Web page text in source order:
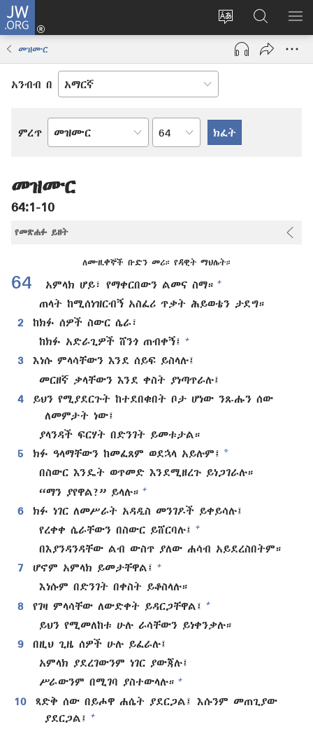
JW.ORG
የድረ
ገጹን
ቋንቋ
ግባ
(አዲስ
ዊንዶው
JW.ORG
ላይ
መፈለጊያ
መዝሙር
አንብብ በ
ምረጥ
የመጽሐፍ
በምዕራፍ
መዝሙር
64:1-10
የመጽሐፉ ይዘት
ለሙዚቀኞች ቡድን መሪ። የዳዊት ማህሌት።
64 አምላክ ሆይ፣ የማቀርበውን ልመና ስማ። +
ጠላት ከሚሰነዝርብኝ አስፈሪ ጥቃት ሕይወቴን ታደግ።
2
ከክፉ ሰዎች ስውር ሴራ፣
ከክፉ አድራጊዎች ሸንጎ ጠብቀኝ፤
+
3
እነሱ ምላሳቸውን እንደ ሰይፍ ይስላሉ፤
መርዘኛ ቃላቸውን እንደ ቀስት ያነጣጥራሉ፤
4
ይህን የሚያደርጉት ከተደበቁበት ቦታ ሆነው ንጹሑን ሰው
ለመምታት ነው፤
ያላንዳች ፍርሃት በድንገት ይመቱታል።
5
ክፉ ዓላማቸውን ከመፈጸም ወደኋላ አይሉም፤ *
በስውር እንዴት ወጥመድ እንደሚዘረጉ ይነጋገራሉ።
“ማን ያየዋል?” ይላሉ። +
6
ክፉ ነገር ለመሥራት አዳዲስ መንገዶች ይቀይሳሉ፤
የረቀቀ ሴራቸውን በስውር ይሸርባሉ፤
+
በእያንዳንዳቸው ልብ ውስጥ ያለው ሐሳብ አይደረስበትም።
7
ሆኖም አምላክ ይመታቸዋል፤ +
እነሱም በድንገት በቀስት ይቆስላሉ።
8
የገዛ ምላሳቸው ለውድቀት ይዳርጋቸዋል፤ +
ይህን የሚመለከቱ ሁሉ ራሳቸውን ይነቀንቃሉ።
9
በዚህ ጊዜ ሰዎች ሁሉ ይፈራሉ፤
አምላክ ያደረገውንም ነገር ያውጃሉ፤
ሥራውንም በሚገባ ያስተውላሉ። +
10
ጻድቅ ሰው በይሖዋ ሐሴት ያደርጋል፤ እሱንም መጠጊያው
ያደርጋል፤
+